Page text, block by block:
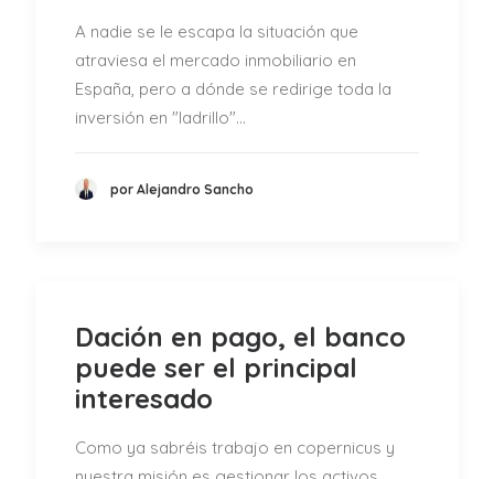
A nadie se le escapa la situación que
atraviesa el mercado inmobiliario en
España, pero a dónde se redirige toda la
inversión en "ladrillo"…
por Alejandro Sancho
Dación en pago, el banco
puede ser el principal
interesado
Como ya sabréis trabajo en copernicus y